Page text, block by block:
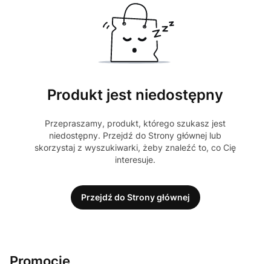
Produkt jest niedostępny
Przepraszamy, produkt, którego szukasz jest
niedostępny. Przejdź do Strony głównej lub
skorzystaj z wyszukiwarki, żeby znaleźć to, co Cię
interesuje.
Przejdź do Strony głównej